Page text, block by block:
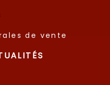
de vente